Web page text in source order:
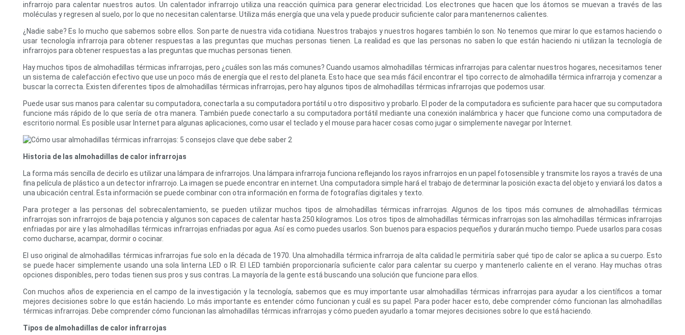
infrarrojo para calentar nuestros autos. Un calentador infrarrojo utiliza una reacción química para generar electricidad. Los electrones que hacen que los átomos se muevan a través de las
moléculas y regresen al suelo, por lo que no necesitan calentarse. Utiliza más energía que una vela y puede producir suficiente calor para mantenernos calientes.
¿Nadie sabe? Es lo mucho que sabemos sobre ellos. Son parte de nuestra vida cotidiana. Nuestros trabajos y nuestros hogares también lo son. No tenemos que mirar lo que estamos haciendo o
usar tecnología infrarroja para obtener respuestas a las preguntas que muchas personas tienen. La realidad es que las personas no saben lo que están haciendo ni utilizan la tecnología de
infrarrojos para obtener respuestas a las preguntas que muchas personas tienen.
Hay muchos tipos de almohadillas térmicas infrarrojas, pero ¿cuáles son las más comunes? Cuando usamos almohadillas térmicas infrarrojas para calentar nuestros hogares, necesitamos tener
un sistema de calefacción efectivo que use un poco más de energía que el resto del planeta. Esto hace que sea más fácil encontrar el tipo correcto de almohadilla térmica infrarroja y comenzar a
buscar la correcta. Existen diferentes tipos de almohadillas térmicas infrarrojas, pero hay algunos tipos de almohadillas térmicas infrarrojas que podemos usar.
Puede usar sus manos para calentar su computadora, conectarla a su computadora portátil u otro dispositivo y probarlo. El poder de la computadora es suficiente para hacer que su computadora
funcione más rápido de lo que sería de otra manera. También puede conectarlo a su computadora portátil mediante una conexión inalámbrica y hacer que funcione como una computadora de
escritorio normal. Es posible usar Internet para algunas aplicaciones, como usar el teclado y el mouse para hacer cosas como jugar o simplemente navegar por Internet.
Historia de las almohadillas de calor infrarrojas
La forma más sencilla de decirlo es utilizar una lámpara de infrarrojos. Una lámpara infrarroja funciona reflejando los rayos infrarrojos en un papel fotosensible y transmite los rayos a través de una
fina película de plástico a un detector infrarrojo. La imagen se puede encontrar en internet. Una computadora simple hará el trabajo de determinar la posición exacta del objeto y enviará los datos a
una ubicación central. Esta información se puede combinar con otra información en forma de fotografías digitales y texto.
Para proteger a las personas del sobrecalentamiento, se pueden utilizar muchos tipos de almohadillas térmicas infrarrojas. Algunos de los tipos más comunes de almohadillas térmicas
infrarrojas son infrarrojos de baja potencia y algunos son capaces de calentar hasta 250 kilogramos. Los otros tipos de almohadillas térmicas infrarrojas son las almohadillas térmicas infrarrojas
enfriadas por aire y las almohadillas térmicas infrarrojas enfriadas por agua. Así es como puedes usarlos. Son buenos para espacios pequeños y durarán mucho tiempo. Puede usarlos para cosas
como ducharse, acampar, dormir o cocinar.
El uso original de almohadillas térmicas infrarrojas fue solo en la década de 1970. Una almohadilla térmica infrarroja de alta calidad le permitiría saber qué tipo de calor se aplica a su cuerpo. Esto
se puede hacer simplemente usando una sola linterna LED o IR. El LED también proporcionaría suficiente calor para calentar su cuerpo y mantenerlo caliente en el verano. Hay muchas otras
opciones disponibles, pero todas tienen sus pros y sus contras. La mayoría de la gente está buscando una solución que funcione para ellos.
Con muchos años de experiencia en el campo de la investigación y la tecnología, sabemos que es muy importante usar almohadillas térmicas infrarrojas para ayudar a los científicos a tomar
mejores decisiones sobre lo que están haciendo. Lo más importante es entender cómo funcionan y cuál es su papel. Para poder hacer esto, debe comprender cómo funcionan las almohadillas
térmicas infrarrojas. Debe comprender cómo funcionan las almohadillas térmicas infrarrojas y cómo pueden ayudarlo a tomar mejores decisiones sobre lo que está haciendo.
Tipos de almohadillas de calor infrarrojas